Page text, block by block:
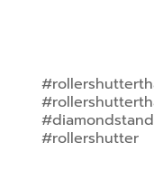
#rollershutter